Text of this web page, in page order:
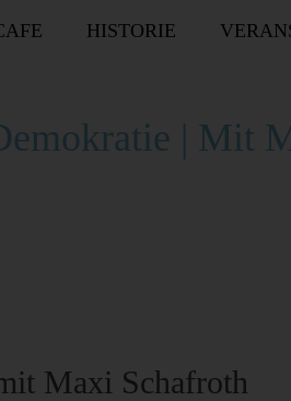
HISTORIE
| Mit
Maxi Schafroth